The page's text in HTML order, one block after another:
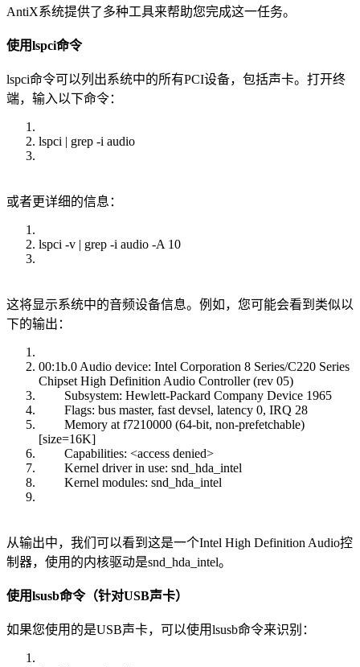
AntiX系统提供了多种工具来帮助您完成这一任务。
使用lspci命令
lspci命令可以列出系统中的所有PCI设备，包括声卡。打开终
端，输入以下命令：
lspci | grep -i audio
或者更详细的信息：
lspci -v | grep -i audio -A 10
这将显示系统中的音频设备信息。例如，您可能会看到类似以
下的输出：
00:1b.0 Audio device: Intel Corporation 8 Series/C220 Series
Chipset High Definition Audio Controller (rev 05)
Subsystem: Hewlett-Packard Company Device 1965
Flags: bus master, fast devsel, latency 0, IRQ 28
Memory at f7210000 (64-bit, non-prefetchable)
[size=16K]
Capabilities: <access denied>
Kernel driver in use: snd_hda_intel
Kernel modules: snd_hda_intel
从输出中，我们可以看到这是一个Intel High Definition Audio控
制器，使用的内核驱动是snd_hda_intel。
使用lsusb命令（针对USB声卡）
如果您使用的是USB声卡，可以使用lsusb命令来识别：